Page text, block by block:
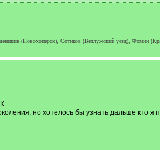
(Новохопёрск), Сотиков (Ветлужский уезд), Фомин
но хотелось бы узнать дальше кто я